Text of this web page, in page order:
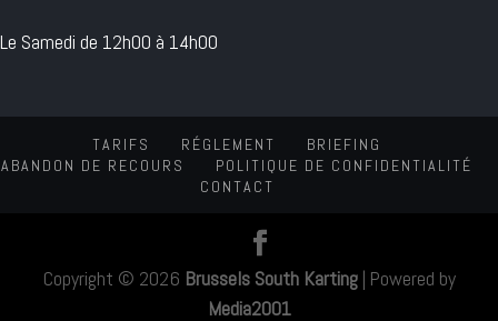
Le Samedi de 12h00 à 14h00
TARIFS RÉGLEMENT
BRIEFING
ABANDON DE RECOURS
POLITIQUE DE CONFIDENTIALITÉ
CONTACT
Copyright © 2026 Brussels South Karting | Powered by
Media2001